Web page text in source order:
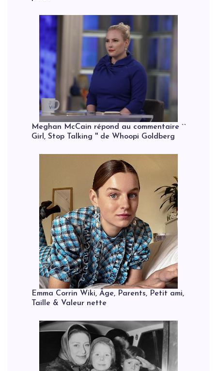
Meghan McCain répond au commentaire ``
Girl, Stop Talking '' de Whoopi Goldberg
Emma Corrin Wiki, Âge, Parents, Petit ami,
Taille & Valeur nette